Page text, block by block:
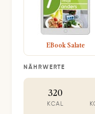
EBook Salate
NÄHRWERTE
320
KCAL